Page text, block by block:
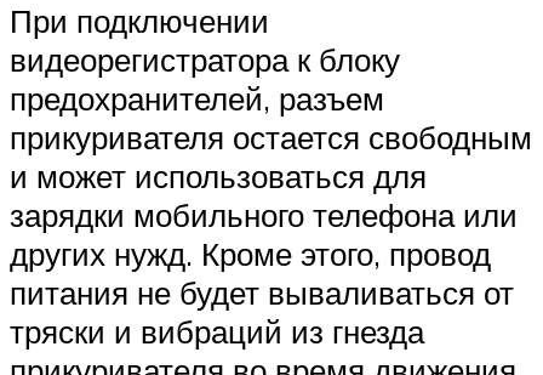
При подключении
видеорегистратора к блоку
предохранителей, разъем
прикуривателя остается свободным
и может использоваться для
зарядки мобильного телефона или
других нужд. Кроме этого, провод
питания не будет вываливаться от
тряски и вибраций из гнезда